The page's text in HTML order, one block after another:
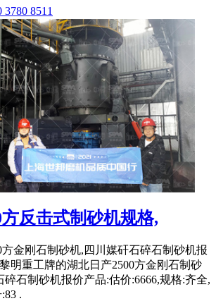
8511
方反击式制砂机规格,
方金刚石制砂机,四川媒矸石碎石制砂机报
明重工牌的湖北日产2500方金刚石制砂
碎石制砂机报价产品:估价:6666,规格:齐全,
.